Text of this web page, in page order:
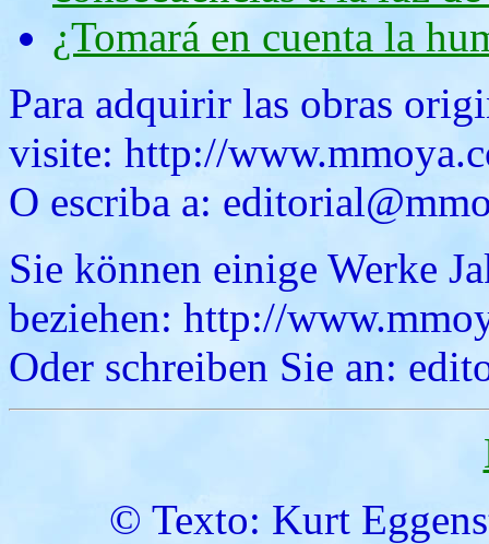
¿Tomará en cuenta la
Para adquirir las obras
visite: http://
O escriba a:
Sie können einige Werke
beziehen: http://
Oder schreiben Sie an:
© Texto: Kurt